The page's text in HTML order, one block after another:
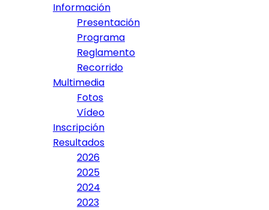
Información
Presentación
Programa
Reglamento
Recorrido
Multimedia
Fotos
Vídeo
Inscripción
Resultados
2026
2025
2024
2023